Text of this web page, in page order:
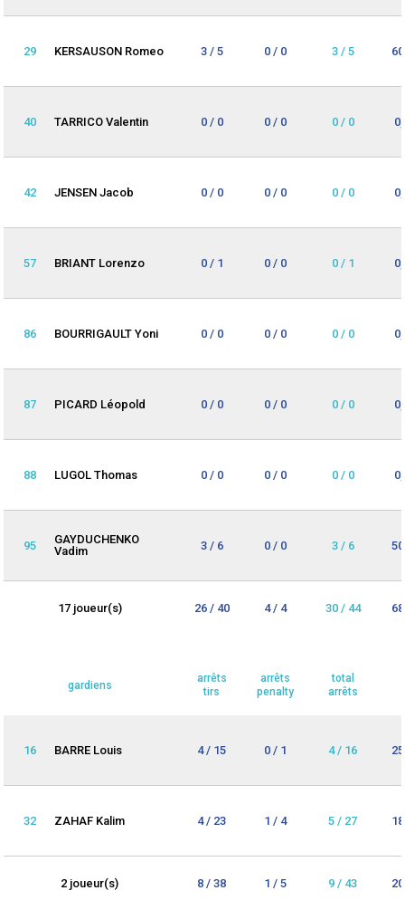
29 KERSAUSON Romeo 3 / 5 0 / 0 3 / 5
40 TARRICO Valentin 0 / 0 0 / 0 0 / 0
42 JENSEN Jacob 0 / 0 0 / 0 0 / 0
57 BRIANT Lorenzo 0 / 1 0 / 0 0 / 1
86 BOURRIGAULT Yoni 0 / 0 0 / 0 0 / 0
87 PICARD Léopold 0 / 0 0 / 0 0 / 0
88 LUGOL Thomas 0 / 0 0 / 0 0 / 0
95
GAYDUCHENKO
Vadim
3 / 6 0 / 0 3 / 6
17 joueur(s) 26 / 40 4 / 4 30 / 44
gardiens
arrêts
tirs
arrêts
penalty
total
arrêts
16 BARRE Louis 4 / 15 0 / 1 4 / 16
32 ZAHAF Kalim 4 / 23 1 / 4 5 / 27
2 joueur(s) 8 / 38 1 / 5 9 / 43